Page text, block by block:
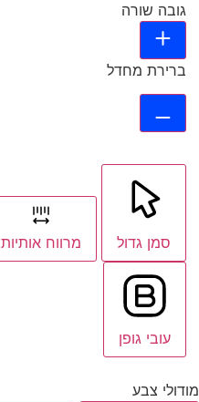
גובה שורה
ברירת מחדל
סמן גדול מרווח אותיות
עובי גופן
מודולי צבע